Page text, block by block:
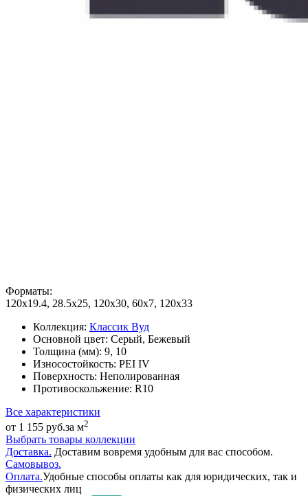
Форматы:
120x19.4, 28.5x25, 120x30, 60x7, 120x33
Коллекция: Классик Вуд
Основной цвет: Серый, Бежевый
Толщина (мм): 9, 10
Износостойкость: PEI IV
Поверхность: Неполированная
Противоскольжение: R10
Все характеристики
от 1 155 руб.за м2
Выбрать товары коллекции
Доставка. Доставим вовремя удобным для вас способом.
Самовывоз.
Оплата.Удобные способы оплаты как для юридических, так и
физических лиц